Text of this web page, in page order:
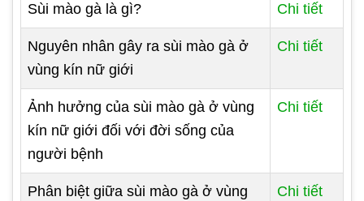
Sùi mào gà là gì? Chi tiết
Nguyên nhân gây ra sùi mào gà ở
vùng kín nữ giới
Chi tiết
Ảnh hưởng của sùi mào gà ở vùng
kín nữ giới đối với đời sống của
người bệnh
Chi tiết
Phân biệt giữa sùi mào gà ở vùng
Chi tiết